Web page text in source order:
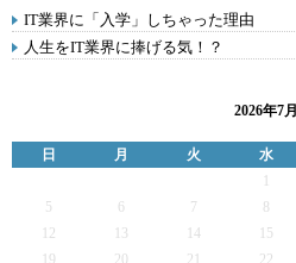
IT業界に「入学」しちゃった理由
人生をIT業界に捧げる気！？
2026年7月
日 月 火 水
5
6 7
12
13 14 15
19
20 21 22